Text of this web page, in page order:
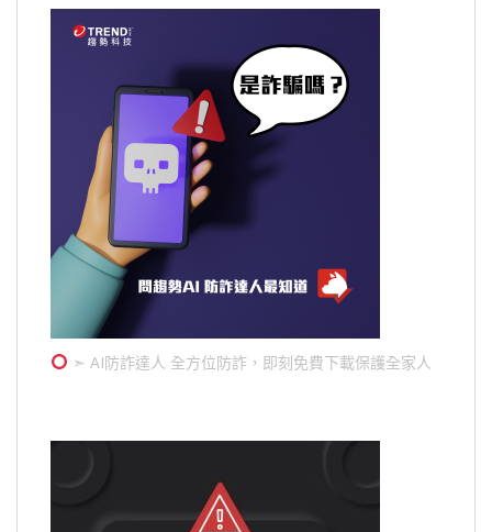
➣ AI防詐達人 全方位防詐，即刻免費下載保護全家人